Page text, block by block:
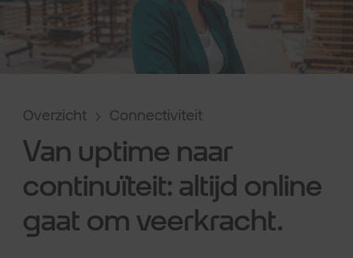
Overzicht Connectiviteit
Van uptime naar
continuïteit: altijd online
gaat om veerkracht.